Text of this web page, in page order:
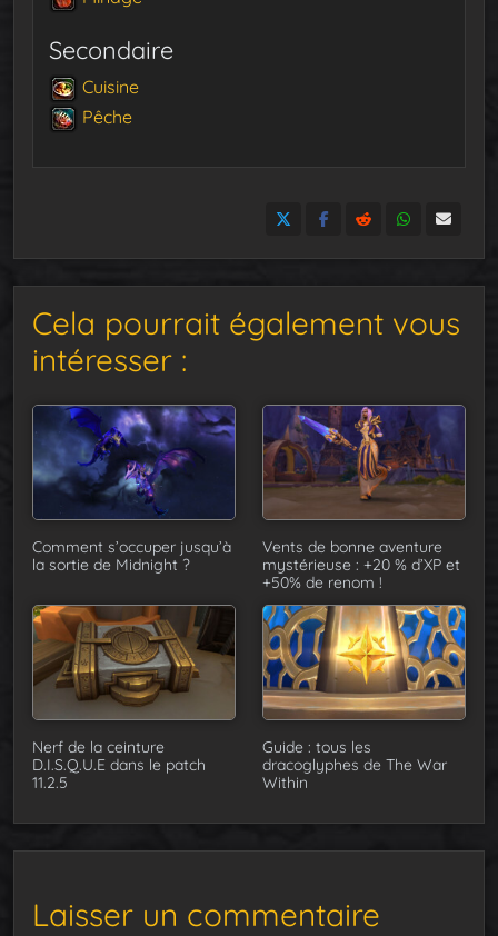
Secondaire
Cuisine
Pêche
Cela pourrait également vous
intéresser :
Comment s’occuper jusqu’à
la sortie de Midnight ?
Vents de bonne aventure
mystérieuse : +20 % d’XP et
+50% de renom !
Nerf de la ceinture
D.I.S.Q.U.E dans le patch
11.2.5
Guide : tous les
dracoglyphes de The War
Within
Laisser un commentaire